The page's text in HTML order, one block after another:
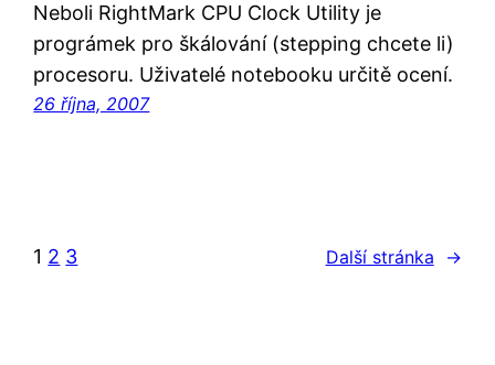
Neboli RightMark CPU Clock Utility je
prográmek pro škálování (stepping chcete li)
procesoru. Uživatelé notebooku určitě ocení.
26 října, 2007
1 2 3 Další stránka →